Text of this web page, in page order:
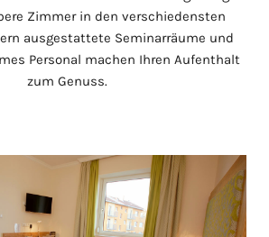
Zimmer in den verschiedensten
ausgestattete Seminarräume und
Personal machen Ihren Aufenthalt
zum Genuss.